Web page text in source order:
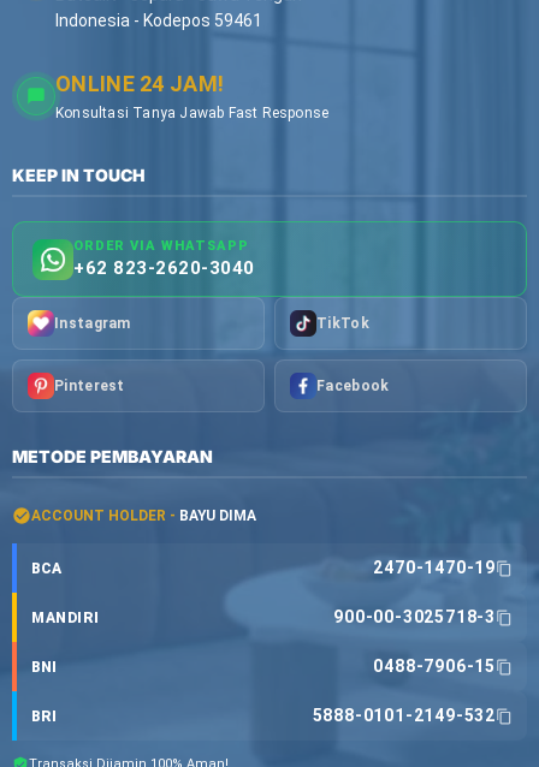
Indonesia - Kodepos 59461
ONLINE 24 JAM!
Konsultasi Tanya Jawab Fast Response
KEEP IN TOUCH
ORDER VIA WHATSAPP
+62 823-2620-3040
Instagram TikTok
Pinterest Facebook
METODE PEMBAYARAN
ACCOUNT HOLDER - BAYU DIMA
BCA 2470-1470-19
MANDIRI 900-00-3025718-3
BNI 0488-7906-15
BRI 5888-0101-2149-532